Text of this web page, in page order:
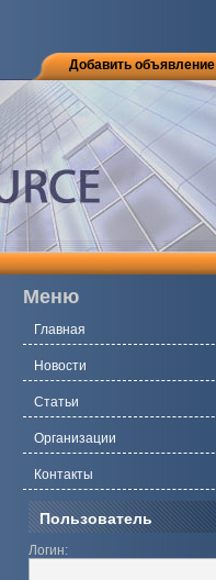
Добавить объявление
Меню
Главная
Новости
Статьи
Организации
Контакты
Пользователь
Логин: